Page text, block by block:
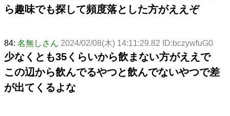
ら趣味でも探して頻度落とした方がええぞ
84: 名無しさん 2024/02/08(木) 14:11:29.82 ID:bczywfuG0
少なくとも35くらいから飲まない方がええで
この辺から飲んでるやつと飲んでないやつで差
が出てくるよな